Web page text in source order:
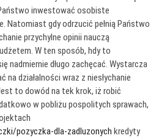
inwestować osobiste
Natomiast gdy odrzucić pełnią Państwo
przychylne opinii nauczą
W ten sposób, hdy to
nadmiernie długo zachęcać. Wystarcza
na działalności wraz z niesłychanie
to dowód na tek krok, iż robić
w pobliżu pospolitych sprawach,
pozyczka-dla-zadluzonych kredyty